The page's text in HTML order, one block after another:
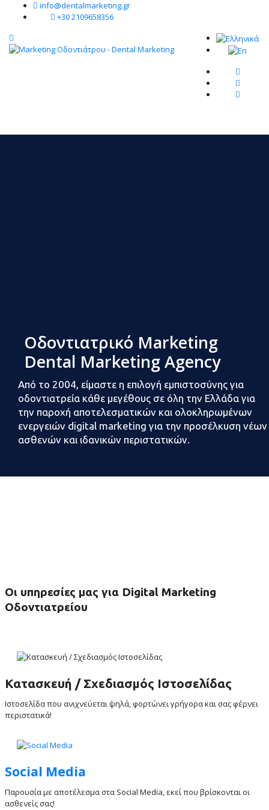
info@dentalmarketing.gr
+30 2109658356
Οδοντιατρικό Marketing
Dental Marketing Agency
Από το 2004, είμαστε η επιλογή εμπιστοσύνης για
οδοντιατρεία κάθε μεγέθους σε όλη την Ελλάδα για
την παροχή αποτελεσματικών και ολοκληρωμένων
ενεργειών digital marketing για την προσέλκυση νέων
ασθενών και ιδανικών περιστατικών.
Οι υπηρεσίες μας για Digital Marketing
Οδοντιατρείου
Κατασκευή / Σχεδιασμός Ιστοσελίδας
Ιστοσελίδα που ανιχνεύεται ψηλά, φορτώνει γρήγορα και σας φέρνει
περιστατικά!
Social Media
Παρουσία με αποτέλεσμα στα Social Media, εκεί που βρίσκονται οι
ασθενείς σας!